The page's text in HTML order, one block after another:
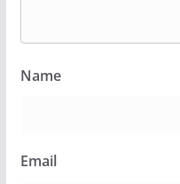
Name
Email